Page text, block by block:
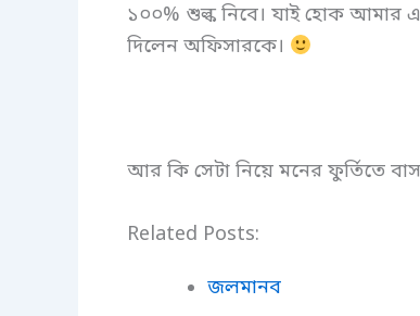
১০০% শুল্ক নিবে। যাই হোক আমার
দিলেন অফিসারকে।
আর কি সেটা নিয়ে মনের ফুর্তিতে
Related Posts:
জলমানব